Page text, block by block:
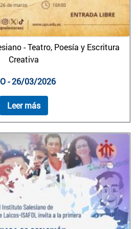
- Teatro, Poesía y Escritura
Creativa
- 26/03/2026
Leer más